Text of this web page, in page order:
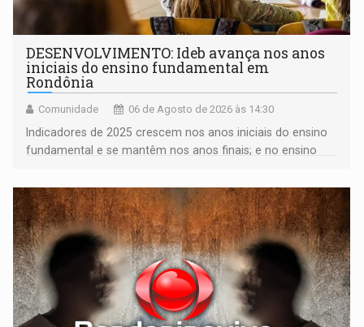
DESENVOLVIMENTO: Ideb avança nos anos
iniciais do ensino fundamental em
Rondônia
Comunidade 06 de Agosto de 2026 às 14:30
Indicadores de 2025 crescem nos anos iniciais do ensino
fundamental e se mantêm nos anos finais; e no ensino